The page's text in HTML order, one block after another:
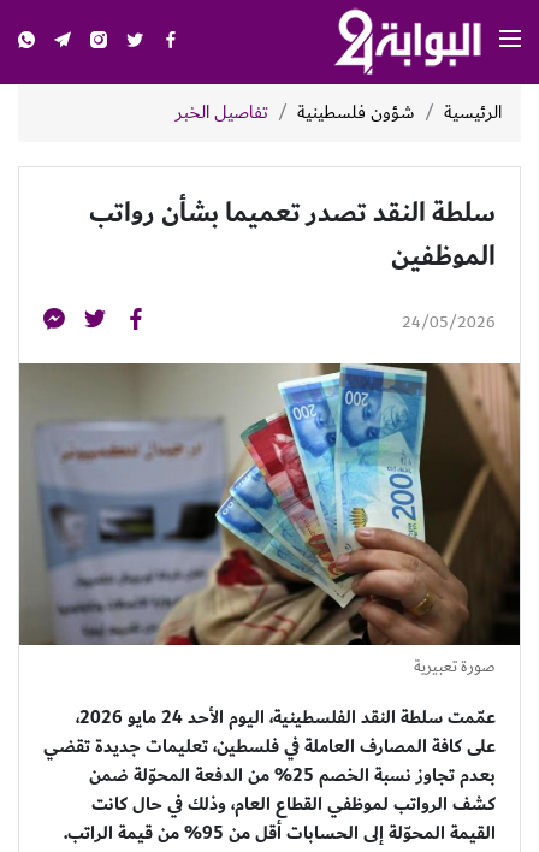
الرئيسية شؤون فلسطينية تفاصيل الخبر
سلطة النقد تصدر تعميما بشأن رواتب
الموظفين
24/05/2026
صورة تعبيرية
عمّمت سلطة النقد الفلسطينية، اليوم الأحد 24 مايو 2026،
على كافة المصارف العاملة في فلسطين، تعليمات جديدة تقضي
بعدم تجاوز نسبة الخصم 25% من الدفعة المحوّلة ضمن
كشف الرواتب لموظفي القطاع العام، وذلك في حال كانت
القيمة المحوّلة إلى الحسابات أقل من 95% من قيمة الراتب.